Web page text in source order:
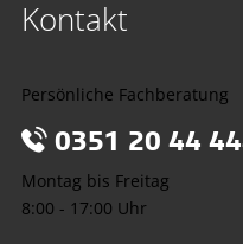
Kontakt
Persönliche Fachberatung
0351 20 44
Montag bis Freitag
8:00 - 17:00 Uhr